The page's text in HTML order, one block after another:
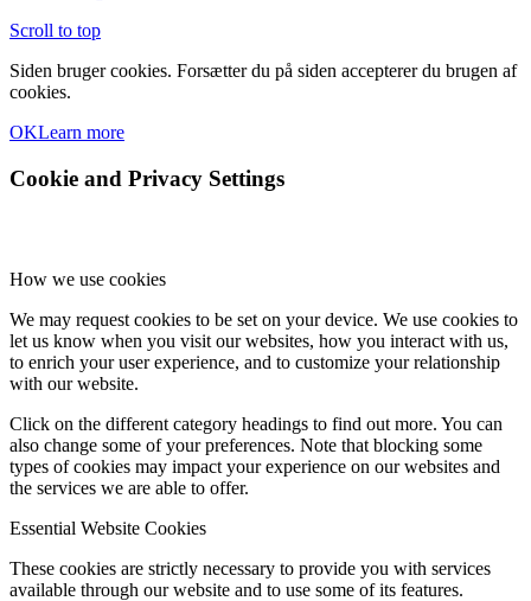
Scroll to top
Siden bruger cookies. Forsætter du på siden accepterer du brugen af
cookies.
OKLearn more
Cookie and Privacy Settings
How we use cookies
We may request cookies to be set on your device. We use cookies to
let us know when you visit our websites, how you interact with us,
to enrich your user experience, and to customize your relationship
with our website.
Click on the different category headings to find out more. You can
also change some of your preferences. Note that blocking some
types of cookies may impact your experience on our websites and
the services we are able to offer.
Essential Website Cookies
These cookies are strictly necessary to provide you with services
available through our website and to use some of its features.